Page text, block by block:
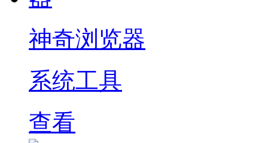
神奇浏览器
系统工具
查看